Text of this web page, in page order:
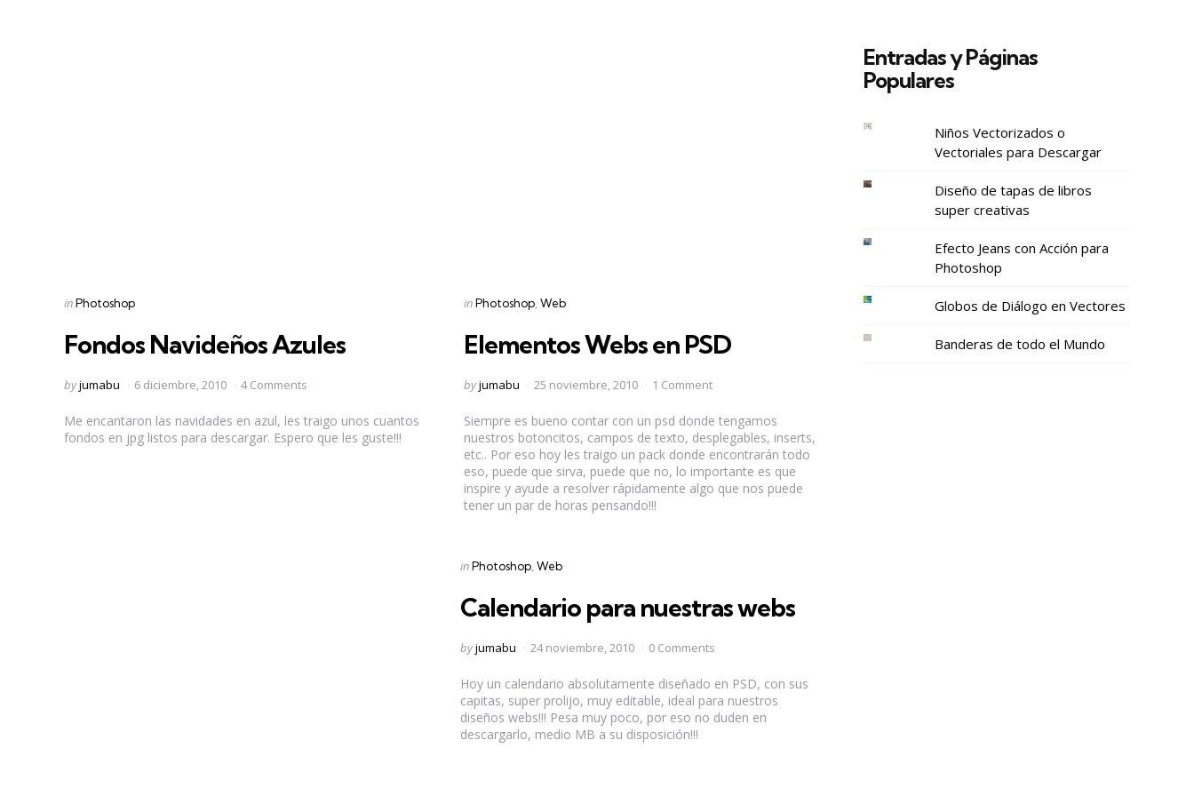
Categories
Posted
inPhotoshop
Fondos Navideños Azules
Posted
byjumabu 6 diciembre, 2010 4 Comments
Me encantaron las navidades en azul, les traigo unos cuantos
fondos en jpg listos para descargar. Espero que les guste!!!
Categories
Posted
inPhotoshop Web
Elementos Webs en PSD
Posted
byjumabu 25 noviembre, 2010 1 Comment
Siempre es bueno contar con un psd donde tengamos
nuestros botoncitos, campos de texto, desplegables, inserts,
etc.. Por eso hoy les traigo un pack donde encontrarán todo
eso, puede que sirva, puede que no, lo importante es que
inspire y ayude a resolver rápidamente algo que nos puede
tener un par de horas pensando!!!
Categories
Posted
in Photoshop Web
Calendario para nuestras webs
Posted
byjumabu 24 noviembre, 2010 0 Comments
Hoy un calendario absolutamente diseñado en PSD, con sus
capitas, super prolijo, muy editable, ideal para nuestros
diseños webs!!! Pesa muy poco, por eso no duden en
descargarlo, medio MB a su disposición!!!
Entradas y Páginas
Populares
Niños Vectorizados o
Vectoriales para Descargar
Diseño de tapas de libros
super creativas
Efecto Jeans con Acción para
Photoshop
Globos de Diálogo en Vectores
Banderas de todo el Mundo